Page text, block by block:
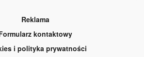
Reklama
kontaktowy
i polityka prywatności